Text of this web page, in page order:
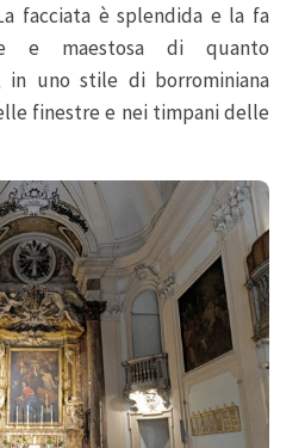
facciata è splendida e la fa
e maestosa di quanto
in uno stile di borrominiana
finestre e nei timpani delle